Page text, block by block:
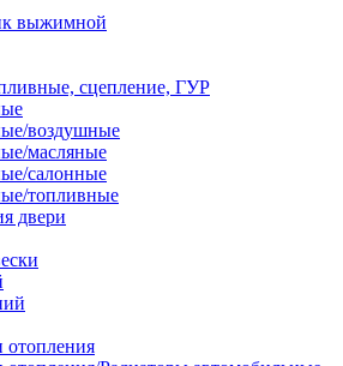
выжимной
сцепление, ГУР
воздушные
масляные
салонные
топливные
двери
отопления